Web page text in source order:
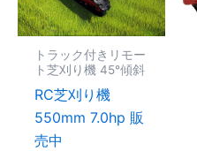
トラック付きリモー
ト芝刈り機 45°傾斜
RC芝刈り機
550mm 7.0hp 販
売中
は
複
数
バ
リ